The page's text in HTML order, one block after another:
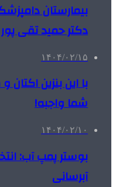
بیمارستان
دکتر حمید تقی پور
۱۴۰۴/۰۲/۱۵
با این بنزین
شما واجبه!
۱۴۰۴/۰۲/۱۰
بوستر پمپ آب:
آبرسانی